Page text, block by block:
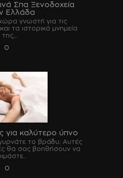
Σπα Ξενοδοχεία
Ελλάδα
γνωστή για τις
τα ιστορικά μνημεία
της,...
0
για καλύτερο ύπνο
το βράδυ; Αυτές
θα σας βοηθήσουν να
0